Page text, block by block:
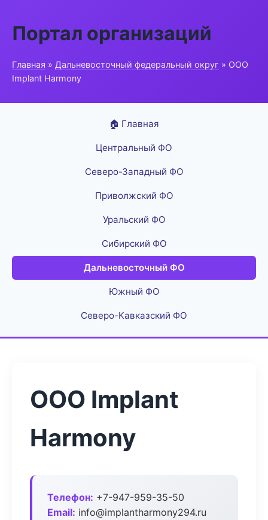
Портал организаций
Главная » Дальневосточный федеральный округ » ООО
Implant Harmony
🏠 Главная
Центральный ФО
Северо-Западный ФО
Приволжский ФО
Уральский ФО
Сибирский ФО
Дальневосточный ФО
Южный ФО
Северо-Кавказский ФО
ООО Implant
Harmony
Телефон: +7-947-959-35-50
Email: info@implantharmony294.ru